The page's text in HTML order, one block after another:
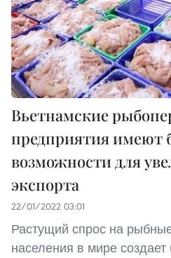
Вьетнамские
предприятия имеют
возможности для
экспорта
22/01/2022 03:01
Растущий спрос на
населения в мире